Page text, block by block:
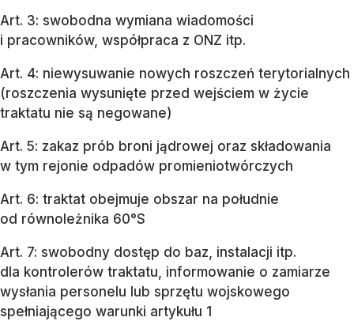
Art. 3: swobodna wymiana wiadomości
i pracowników, współpraca z ONZ itp.
Art. 4: niewysuwanie nowych roszczeń terytorialnych
(roszczenia wysunięte przed wejściem w życie
traktatu nie są negowane)
Art. 5: zakaz prób broni jądrowej oraz składowania
w tym rejonie odpadów promieniotwórczych
Art. 6: traktat obejmuje obszar na południe
od równoleżnika 60°S
Art. 7: swobodny dostęp do baz, instalacji itp.
dla kontrolerów traktatu, informowanie o zamiarze
wysłania personelu lub sprzętu wojskowego
spełniającego warunki artykułu 1